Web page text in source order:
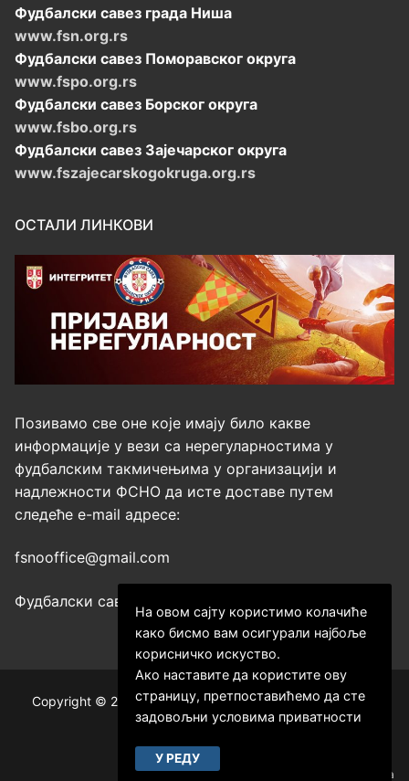
Фудбалски савез града Ниша
www.fsn.org.rs
Фудбалски савез Поморавског округа
www.fspo.org.rs
Фудбалски савез Борског округа
www.fsbo.org.rs
Фудбалски савез Зајечарског округа
www.fszajecarskogokruga.org.rs
ОСТАЛИ ЛИНКОВИ
Позивамо све оне које имају било какве
информације у вези са нерегуларностима у
фудбалским такмичењима у организацији и
надлежности ФСНО да исте доставе путем
следеће е-mail адресе:
fsnooffice@gmail.com
Фудбалски савез Нишавског округа
Copyright © 2026 ФСНО – Фудбалски савез Нишавског
округа.
Израда сајта и хостинг: Hosting-Srbija
На овом сајту користимо колачиће
како бисмо вам осигурали најбоље
корисничко искуство.
Ако наставите да користите ову
страницу, претпоставићемо да сте
задовољни условима приватности
У РЕДУ